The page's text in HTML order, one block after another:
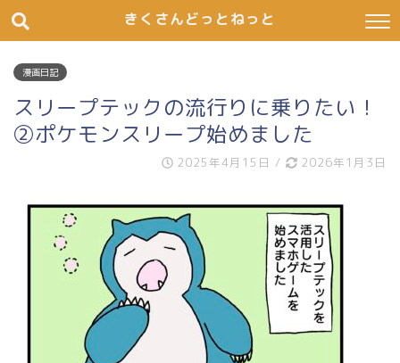
きくさんどっとねっと
漫画日記
スリープテックの流行りに乗りたい！
②ポケモンスリープ始めました
2025年4月15日 / 2026年1月3日